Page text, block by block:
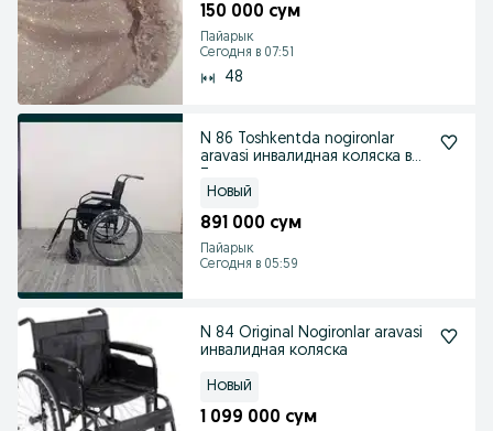
150 000 сум
Пайарык
Сегодня в 07:51
48
N 86 Toshkentda nogironlar
aravasi инвалидная коляска в
Новый
891 000 сум
Пайарык
Сегодня в 05:59
N 84 Original Nogironlar aravasi
инвалидная коляска
Новый
1 099 000 сум